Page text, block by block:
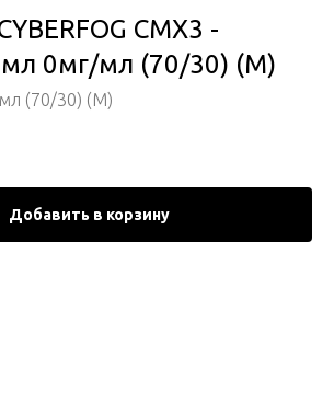
CMX3 -
0мг/мл (70/30) (М)
(70/30) (М)
Добавить в корзину